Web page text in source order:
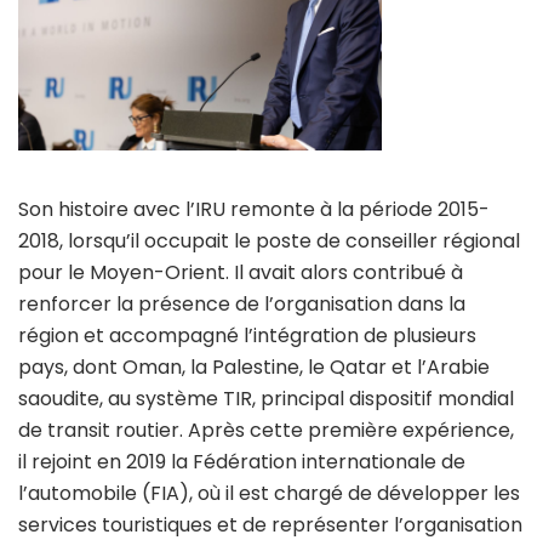
Son histoire avec l’IRU remonte à la période 2015-
2018, lorsqu’il occupait le poste de conseiller régional
pour le Moyen-Orient. Il avait alors contribué à
renforcer la présence de l’organisation dans la
région et accompagné l’intégration de plusieurs
pays, dont Oman, la Palestine, le Qatar et l’Arabie
saoudite, au système TIR, principal dispositif mondial
de transit routier. Après cette première expérience,
il rejoint en 2019 la Fédération internationale de
l’automobile (FIA), où il est chargé de développer les
services touristiques et de représenter l’organisation